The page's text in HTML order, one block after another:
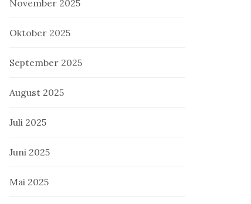
November 2025
Oktober 2025
September 2025
August 2025
Juli 2025
Juni 2025
Mai 2025